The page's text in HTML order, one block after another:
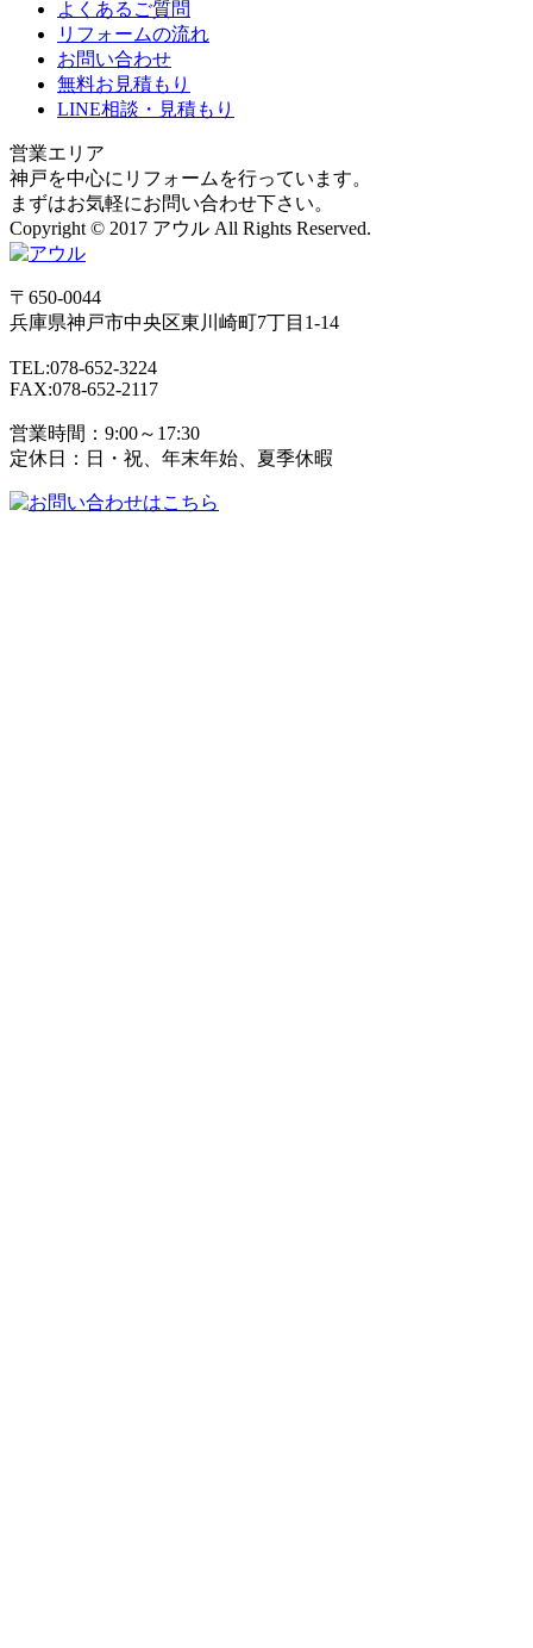
よくあるご質問
リフォームの流れ
お問い合わせ
無料お見積もり
LINE相談・見積もり
営業エリア
神戸を中心にリフォームを行っています。
まずはお気軽にお問い合わせ下さい。
Copyright © 2017 アウル All Rights Reserved.
〒650-0044
兵庫県神戸市中央区東川崎町7丁目1-14
TEL:078-652-3224
FAX:078-652-2117
営業時間：9:00～17:30
定休日：日・祝、年末年始、夏季休暇